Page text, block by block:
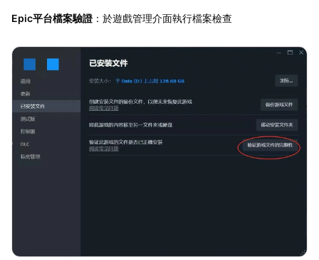
Epic平台檔案驗證：於遊戲管理介面執行檔案檢查